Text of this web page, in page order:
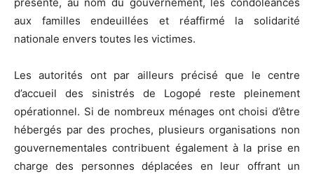
présenté, au nom du gouvernement, les condoléances
aux familles endeuillées et réaffirmé la solidarité
nationale envers toutes les victimes.
Les autorités ont par ailleurs précisé que le centre
d’accueil des sinistrés de Logopé reste pleinement
opérationnel. Si de nombreux ménages ont choisi d’être
hébergés par des proches, plusieurs organisations non
gouvernementales contribuent également à la prise en
charge des personnes déplacées en leur offrant un